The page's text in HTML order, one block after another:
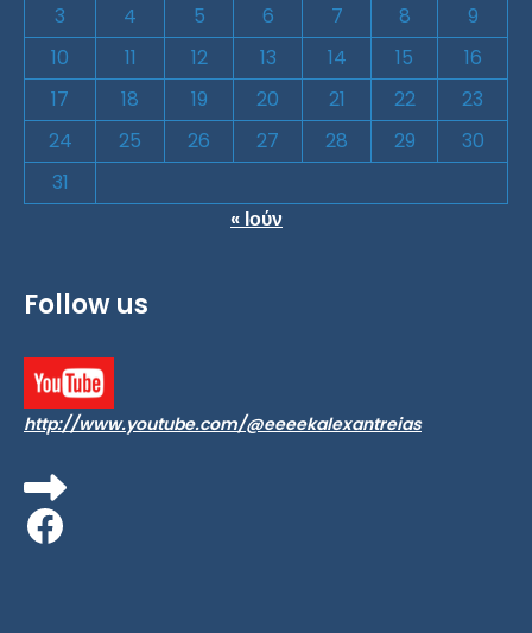
3
4 5 6 7 8
9
10
11 12 13 14 15
16
17
18 19 20 21 22
23
24
25 26 27 28 29
30
31
« Ιούν
Follow us
http://www.youtube.com/@eeeekalexantreias
Facebook